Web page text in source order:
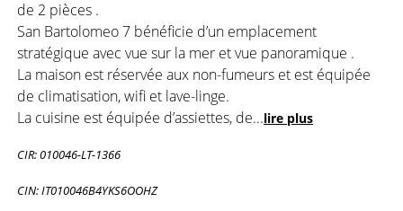
de 2 pièces .
San Bartolomeo 7 bénéficie d’un emplacement
stratégique avec vue sur la mer et vue panoramique .
La maison est réservée aux non-fumeurs et est équipée
de climatisation, wifi et lave-linge.
La cuisine est équipée d’assiettes, de...lire plus
CIR: 010046-LT-1366
CIN: IT010046B4YKS6OOHZ